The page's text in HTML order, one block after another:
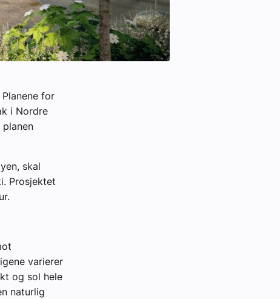
for
i Nordre
skal
Prosjektet
varierer
og sol hele
naturlig